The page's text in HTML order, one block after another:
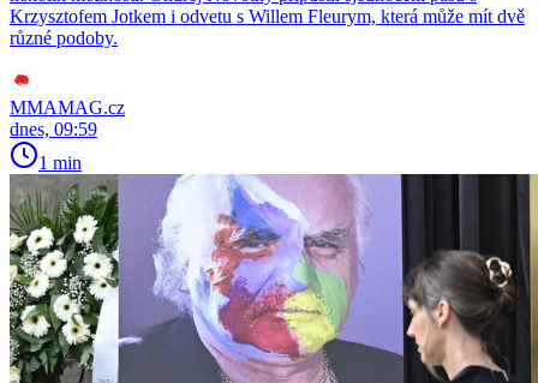
Krzysztofem Jotkem i odvetu s Willem Fleurym, která může mít dvě
různé podoby.
MMAMAG.cz
dnes, 09:59
1 min